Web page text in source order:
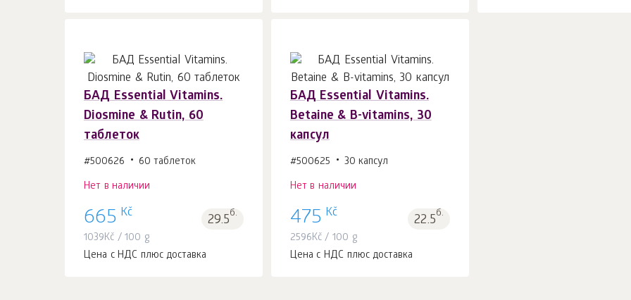
БАД Essential Vitamins.
Diosmine & Rutin, 60
таблеток
#500626 60 таблеток
Нет в наличии
665 Kč 29.5б.
1039Kč / 100 g
Цена с НДС плюс доставка
БАД Essential Vitamins.
Betaine & B-vitamins, 30
капсул
#500625 30 капсул
Нет в наличии
475 Kč 22.5б.
2596Kč/ 100 g
Цена с НДС плюс доставка